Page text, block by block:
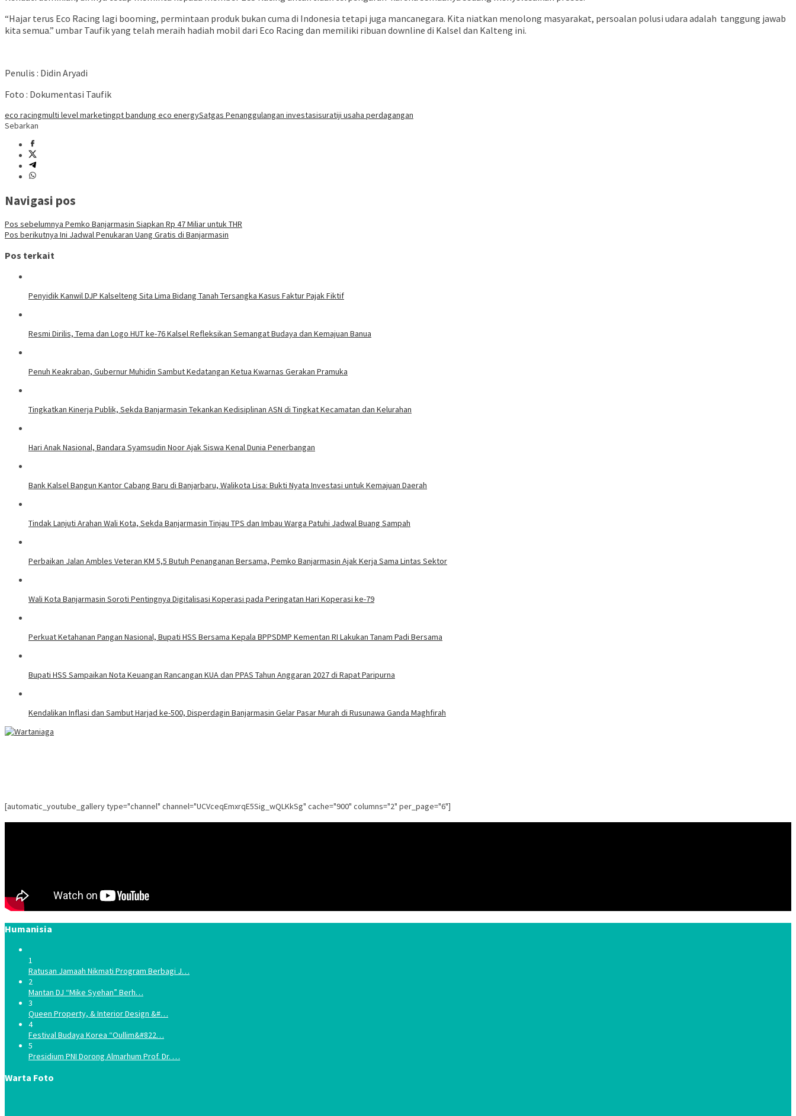
“Hajar terus Eco Racing lagi booming, permintaan produk bukan cuma di Indonesia tetapi juga mancanegara. Kita niatkan menolong masyarakat, persoalan polusi udara adalah tanggung jawab
kita semua.” umbar Taufik yang telah meraih hadiah mobil dari Eco Racing dan memiliki ribuan downline di Kalsel dan Kalteng ini.
Penulis : Didin Aryadi
Foto : Dokumentasi Taufik
eco racingmulti level marketingpt bandung eco energySatgas Penanggulangan investasisuratiji usaha perdagangan
Sebarkan
Navigasi pos
Pos sebelumnya Pemko Banjarmasin Siapkan Rp 47 Miliar untuk THR
Pos berikutnya Ini Jadwal Penukaran Uang Gratis di Banjarmasin
Pos terkait
Penyidik Kanwil DJP Kalselteng Sita Lima Bidang Tanah Tersangka Kasus Faktur Pajak Fiktif
Resmi Dirilis, Tema dan Logo HUT ke-76 Kalsel Refleksikan Semangat Budaya dan Kemajuan Banua
Penuh Keakraban, Gubernur Muhidin Sambut Kedatangan Ketua Kwarnas Gerakan Pramuka
Tingkatkan Kinerja Publik, Sekda Banjarmasin Tekankan Kedisiplinan ASN di Tingkat Kecamatan dan Kelurahan
Hari Anak Nasional, Bandara Syamsudin Noor Ajak Siswa Kenal Dunia Penerbangan
Bank Kalsel Bangun Kantor Cabang Baru di Banjarbaru, Walikota Lisa: Bukti Nyata Investasi untuk Kemajuan Daerah
Tindak Lanjuti Arahan Wali Kota, Sekda Banjarmasin Tinjau TPS dan Imbau Warga Patuhi Jadwal Buang Sampah
Perbaikan Jalan Ambles Veteran KM 5,5 Butuh Penanganan Bersama, Pemko Banjarmasin Ajak Kerja Sama Lintas Sektor
Wali Kota Banjarmasin Soroti Pentingnya Digitalisasi Koperasi pada Peringatan Hari Koperasi ke-79
Perkuat Ketahanan Pangan Nasional, Bupati HSS Bersama Kepala BPPSDMP Kementan RI Lakukan Tanam Padi Bersama
Bupati HSS Sampaikan Nota Keuangan Rancangan KUA dan PPAS Tahun Anggaran 2027 di Rapat Paripurna
Kendalikan Inflasi dan Sambut Harjad ke-500, Disperdagin Banjarmasin Gelar Pasar Murah di Rusunawa Ganda Maghfirah
[automatic_youtube_gallery type="channel" channel="UCVceqEmxrqE5Sig_wQLKkSg" cache="900" columns="2" per_page="6"]
Humanisia
1
Ratusan Jamaah Nikmati Program Berbagi J…
2
Mantan DJ “Mike Syehan” Berh…
3
Queen Property, & Interior Design &#…
4
Festival Budaya Korea “Oullim&#822…
5
Presidium PNI Dorong Almarhum Prof. Dr. …
Warta Foto